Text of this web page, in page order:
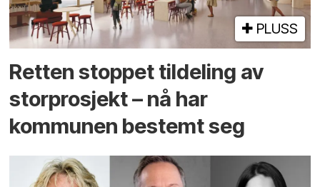
PLUSS
Retten stoppet tildeling av
storprosjekt – nå har
kommunen bestemt seg